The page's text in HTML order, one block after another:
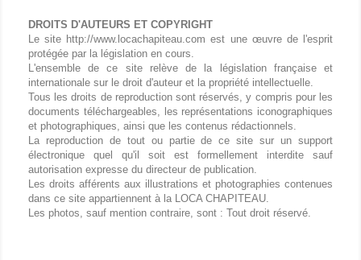
DROITS D'AUTEURS ET COPYRIGHT
Le site http://www.locachapiteau.com est une œuvre de l'esprit
protégée par la législation en cours.
L'ensemble de ce site relève de la législation française et
internationale sur le droit d'auteur et la propriété intellectuelle.
Tous les droits de reproduction sont réservés, y compris pour les
documents téléchargeables, les représentations iconographiques
et photographiques, ainsi que les contenus rédactionnels.
La reproduction de tout ou partie de ce site sur un support
électronique quel qu'il soit est formellement interdite sauf
autorisation expresse du directeur de publication.
Les droits afférents aux illustrations et photographies contenues
dans ce site appartiennent à la LOCA CHAPITEAU.
Les photos, sauf mention contraire, sont : Tout droit réservé.